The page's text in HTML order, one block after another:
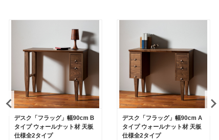
デスク「フラッグ」幅90cm B
タイプ ウォールナット材 天板
仕様全2タイプ
デスク「フラッグ」幅90cm A
タイプ ウォールナット材 天板
仕様全2タイプ